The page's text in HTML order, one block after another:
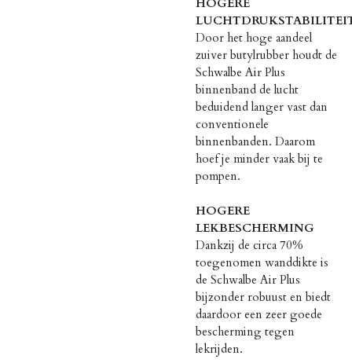
HOGERE
Door het hoge aandeel
zuiver butylrubber houdt de
Schwalbe Air Plus
binnenband de lucht
beduidend langer vast dan
conventionele
binnenbanden. Daarom
hoef je minder vaak bij te
pompen.
HOGERE
LEKBESCHERMING
Dankzij de circa 70%
toegenomen wanddikte is
de Schwalbe Air Plus
bijzonder robuust en biedt
daardoor een zeer goede
bescherming tegen
lekrijden.